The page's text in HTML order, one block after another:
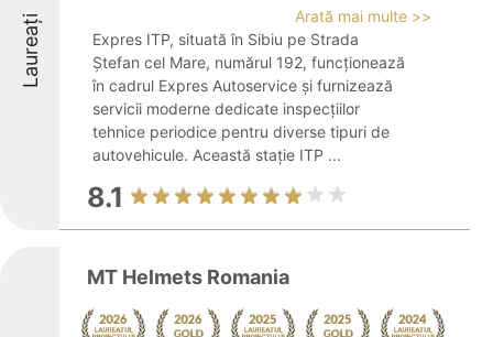
Laureați
Arată mai multe >>
Expres ITP, situată în Sibiu pe Strada
Ștefan cel Mare, numărul 192, funcționează
în cadrul Expres Autoservice și furnizează
servicii moderne dedicate inspecțiilor
tehnice periodice pentru diverse tipuri de
autovehicule. Această stație ITP ...
8.1
MT Helmets Romania